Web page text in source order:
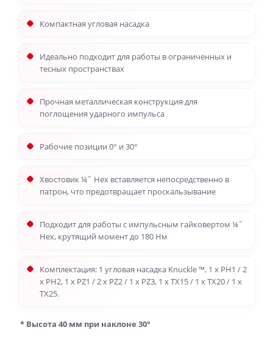
Компактная угловая насадка
Идеально подходит для работы в ограниченных и
тесных пространствах
Прочная металлическая конструкция для
поглощения ударного импульса
Рабочие позиции 0° и 30°
Хвостовик ¼˝ Hex вставляется непосредственно в
патрон, что предотвращает проскальзывание
Подходит для работы с импульсным гайковертом ¼˝
Hex, крутящий момент до 180 Нм
Комплектация: 1 угловая насадка Knuckle ™, 1 x PH1 / 2
x PH2, 1 x PZ1 / 2 x PZ2 / 1 x PZ3, 1 x TX15 / 1 x TX20 / 1 x
TX25.
* Высота 40 мм при наклоне 30°